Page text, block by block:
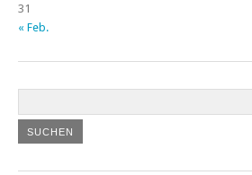
31
« Feb.